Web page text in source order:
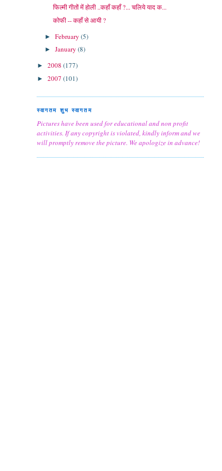
फिल्मी गीतों में होली ..कहाँ कहाँ ?... चलिये याद क...
कोफी -- कहाँ से आयी ?
►February(5)
►January(8)
► 2008 (177)
► 2007 (101)
स्वागतम शुभ स्वागतम
Pictures have been used for educational and non profit
activities. If any copyright is violated, kindly inform and we
will promptly remove the picture. We apologize in advance!